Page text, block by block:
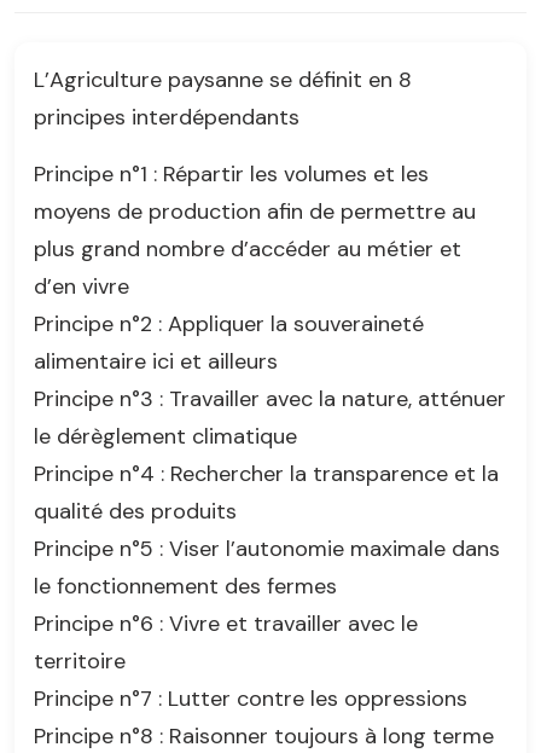
L’Agriculture paysanne se définit en 8
principes interdépendants
Principe n°1 : Répartir les volumes et les
moyens de production afin de permettre au
plus grand nombre d’accéder au métier et
d’en vivre
Principe n°2 : Appliquer la souveraineté
alimentaire ici et ailleurs
Principe n°3 : Travailler avec la nature, atténuer
le dérèglement climatique
Principe n°4 : Rechercher la transparence et la
qualité des produits
Principe n°5 : Viser l’autonomie maximale dans
le fonctionnement des fermes
Principe n°6 : Vivre et travailler avec le
territoire
Principe n°7 : Lutter contre les oppressions
Principe n°8 : Raisonner toujours à long terme